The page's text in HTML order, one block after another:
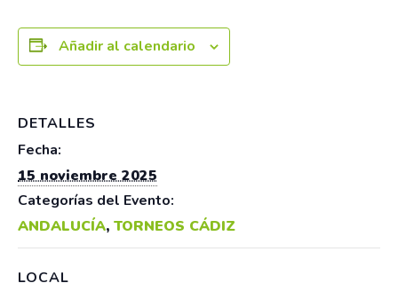
Añadir al calendario
DETALLES
Fecha:
15 noviembre 2025
Categorías del Evento:
ANDALUCÍA, TORNEOS CÁDIZ
LOCAL